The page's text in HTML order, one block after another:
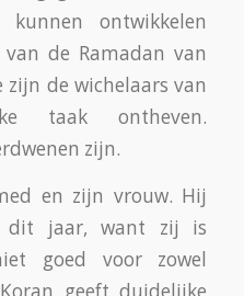
en drinken,
slechter hebben dan
gebaseerd, net als